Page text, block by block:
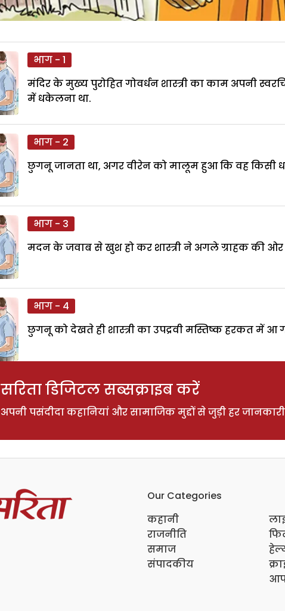
भाग - 1
मंदिर के मुख्य पुरोहित गोवर्धन शास्त्री का काम अपनी
में धकेलना था.
भाग - 2
छुगनू जानता था, अगर वीरेन को मालूम हुआ कि वह किसी
भाग - 3
मदन के जवाब से खुश हो कर शास्त्री ने अगले ग्राहक की ओर
भाग - 4
छुगनू को देखते ही शास्त्री का उपद्रवी मस्तिष्क हरकत में आ
सरिता डिजिटल सब्सक्राइब करें
अपनी पसंदीदा कहानियां और सामाजिक मुद्दों से जुड़ी हर
Our Categories
कहानी
राजनीति
समाज
संपादकीय